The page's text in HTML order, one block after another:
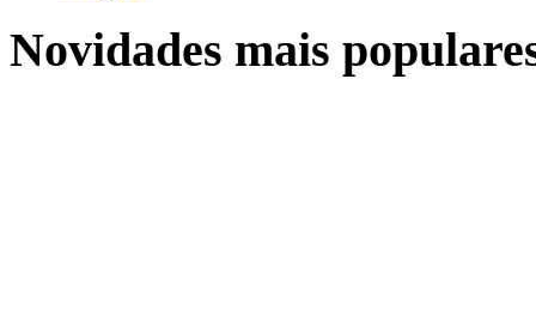
Novidades mais